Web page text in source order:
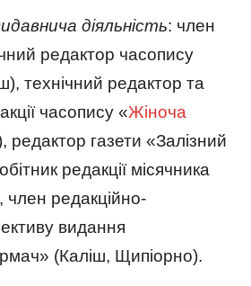
діяльність: член
редактор часопису
технічний редактор та
часопису «Жіноча
редактор газети «Залізний
редакції місячника
редакційно-
видання
(Каліш, Щипіорно).